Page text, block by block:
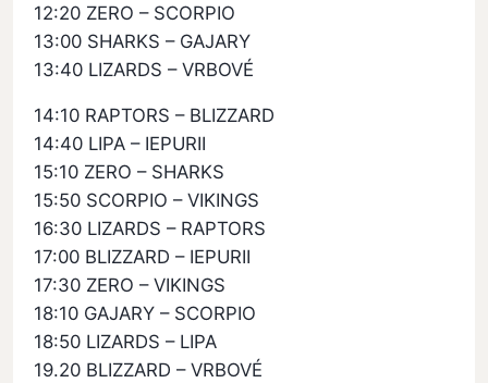
12:20 ZERO – SCORPIO
13:00 SHARKS – GAJARY
13:40 LIZARDS – VRBOVÉ
14:10 RAPTORS – BLIZZARD
14:40 LIPA – IEPURII
15:10 ZERO – SHARKS
15:50 SCORPIO – VIKINGS
16:30 LIZARDS – RAPTORS
17:00 BLIZZARD – IEPURII
17:30 ZERO – VIKINGS
18:10 GAJARY – SCORPIO
18:50 LIZARDS – LIPA
19.20 BLIZZARD – VRBOVÉ